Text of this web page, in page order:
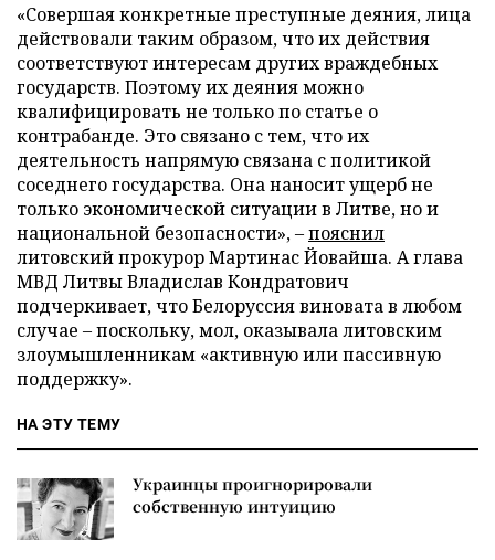
«Совершая конкретные преступные деяния, лица
действовали таким образом, что их действия
соответствуют интересам других враждебных
государств. Поэтому их деяния можно
квалифицировать не только по статье о
контрабанде. Это связано с тем, что их
деятельность напрямую связана с политикой
соседнего государства. Она наносит ущерб не
только экономической ситуации в Литве, но и
национальной безопасности», –пояснил
литовский прокурор Мартинас Йовайша. А глава
МВД Литвы Владислав Кондратович
подчеркивает, что Белоруссия виновата в любом
случае – поскольку, мол, оказывала литовским
злоумышленникам «активную или пассивную
поддержку».
НА ЭТУ ТЕМУ
Украинцы проигнорировали
собственную интуицию